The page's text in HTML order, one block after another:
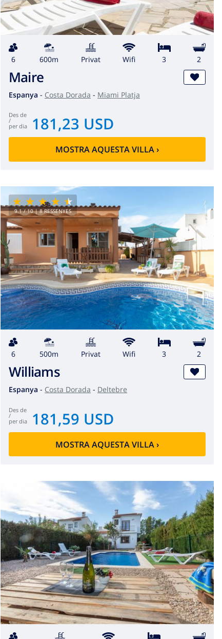
6 600m Privat wifi 3 2
Maire
Espanya - Costa Dorada - Miami Platja
des de
/
per dia 181,23 USD
MOSTRA AQUESTA VILLA›
9.1/ 10 |8 RESSENYES
6 500m Privat wifi 3 2
Williams
Espanya - Costa Dorada - Deltebre
des de
/
per dia 181,59 USD
MOSTRA AQUESTA VILLA›